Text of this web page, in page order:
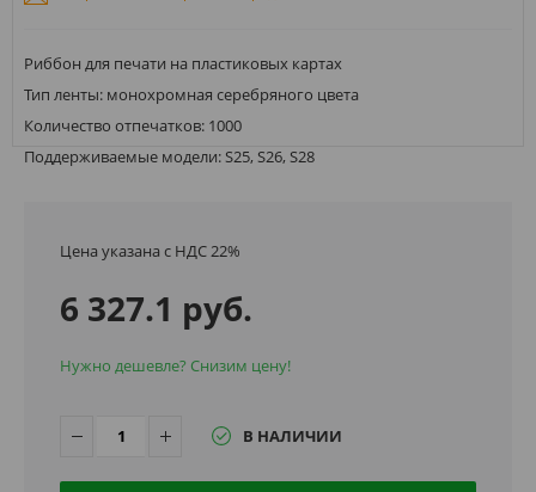
Риббон для печати на пластиковых картах
Тип ленты: монохромная серебряного цвета
Количество отпечатков: 1000
Поддерживаемые модели: S25, S26, S28
Цена указана с НДС 22%
6 327.1 руб.
Нужно дешевле? Снизим цену!
В НАЛИЧИИ